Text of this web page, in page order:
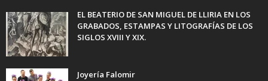
EL BEATERIO DE SAN MIGUEL DE LLIRIA EN LOS
GRABADOS, ESTAMPAS Y LITOGRAFÍAS DE LOS
SIGLOS XVIII Y XIX.
Joyería Falomir